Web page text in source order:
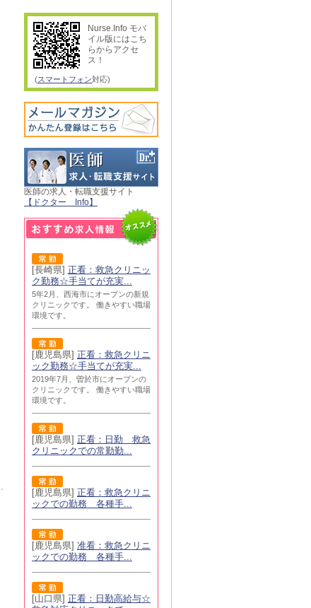
Nurse.Info モバ
イル版にはこち
らからアクセ
ス！
(スマートフォン対応)
医師の求人・転職支援サイト
【ドクター Info】
[長崎県] 正看：救急クリニッ
ク勤務☆手当てが充実...
5年2月、西海市にオープンの新規
クリニックです。 働きやすい職場
環境です。
[鹿児島県] 正看：救急クリニ
ック勤務☆手当てが充実...
2019年7月、曽於市にオープンの
クリニックです。 働きやすい職場
環境です。
[鹿児島県] 正看：日勤 救急
クリニックでの常勤勤...
[鹿児島県] 正看：救急クリニ
ックでの勤務 各種手...
[鹿児島県] 准看：救急クリニ
ックでの勤務 各種手...
[山口県] 正看：日勤高給与☆